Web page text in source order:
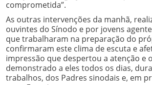
comprometida”.
As outras intervenções da manhã,
ouvintes do Sínodo e por jovens
que trabalharam na preparação do
confirmaram este clima de escuta e
impressão que despertou a atenção e
demonstrado a eles todos os dias,
trabalhos, dos Padres sinodais e, em